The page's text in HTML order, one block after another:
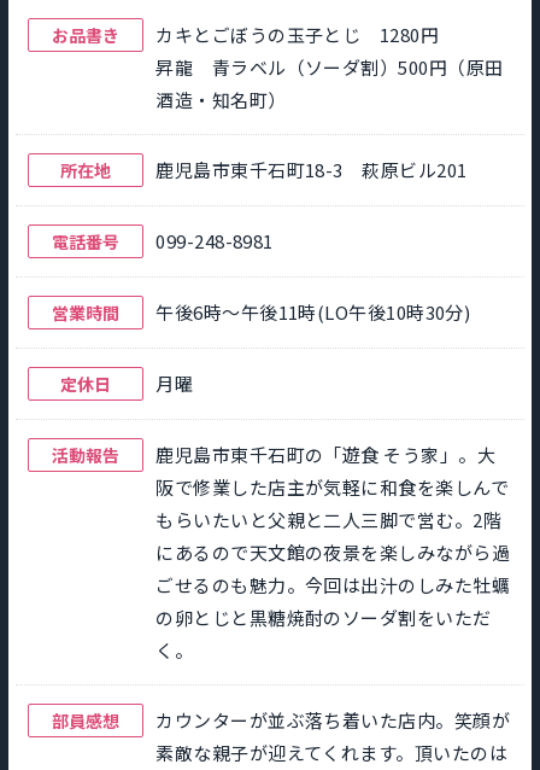
お品書き
カキとごぼうの玉子とじ 1280円
昇龍 青ラベル（ソーダ割）500円（原田
酒造・知名町）
所在地 鹿児島市東千石町18-3 萩原ビル201
電話番号 099-248-8981
営業時間 午後6時～午後11時(LO午後10時30分)
定休日 月曜
活動報告
鹿児島市東千石町の「遊食 そう家」。大
阪で修業した店主が気軽に和食を楽しんで
もらいたいと父親と二人三脚で営む。2階
にあるので天文館の夜景を楽しみながら過
ごせるのも魅力。今回は出汁のしみた牡蠣
の卵とじと黒糖焼酎のソーダ割をいただ
く。
部員感想
カウンターが並ぶ落ち着いた店内。笑顔が
素敵な親子が迎えてくれます。頂いたのは